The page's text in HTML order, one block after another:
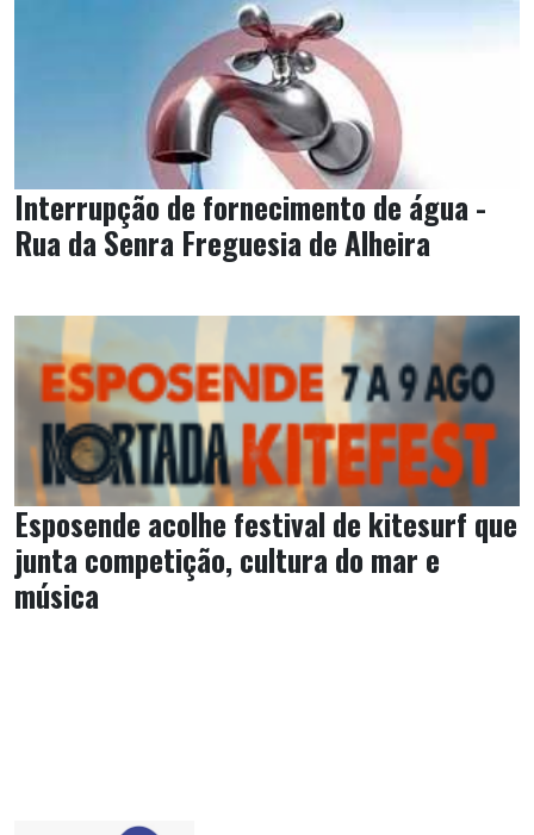
Interrupção de fornecimento de água -
Rua da Senra Freguesia de Alheira
Esposende acolhe festival de kitesurf que
junta competição, cultura do mar e
música